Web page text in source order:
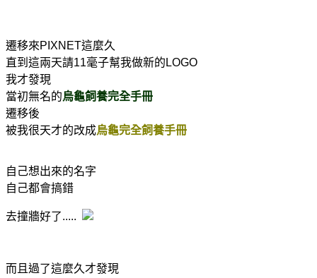
遷移來PIXNET這麼久
直到這兩天請11毫子幫我做新的LOGO
我才發現
當初無名的烏龜飼養完全手冊
遷移後
被我很天才的改成烏龜完全飼養手冊
自己想出來的名字
自己都會搞錯
去撞牆好了.....
而且過了這麼久才發現